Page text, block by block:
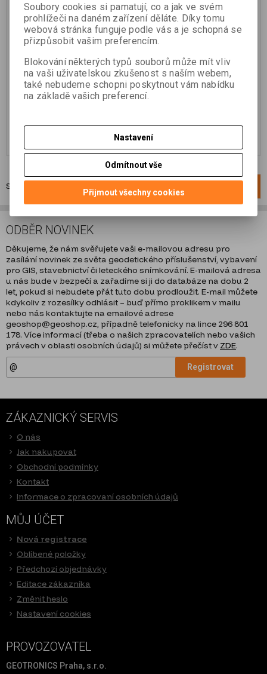
Nástavec na tyčku
Katalogové číslo:31165 Katalogové číslo:
Strana
ODBĚR NOVINEK
Děkujeme, že nám svěřujete vaši e-mailovou adresu pro
zasílání novinek ze světa geodetického příslušenství, vybavení
pro GIS, stavebnictví či leteckého snímkování. E-mailová adresa
u nás bude v bezpečí a zařadíme si ji do databáze na dobu 2
let, pokud si nebudete přát tuto dobu prodloužit. E-mail můžete
kdykoliv z rozesílky odhlásit – buď přímo proklikem v mailu
nebo nás kontaktujte na emailové adrese
geoshop@geoshop.cz, případně telefonicky na lince 296 801
178. Více informací (třeba o našich zpracovatelích nebo vašich
právech v oblasti osobních údajů) si můžete přečíst v ZDE.
Registrovat
ZÁKAZNICKÝ SERVIS
O nás
Jak nakupovat
Obchodní podmínky
Kontakt
Informace o zpracovaní osobních údajů
MŮJ ÚČET
Nová registrace
Oblíbené položky
Předchozí objednávky
Editace zákazníka
Změnit heslo
Nastavení cookies
PROVOZOVATEL
GEOTRONICS Praha, s.r.o.
Soubory cookies si pamatují, co a jak ve svém
prohlížeči na daném zařízení děláte. Díky tomu
webová stránka funguje podle vás a je schopná se
přizpůsobit vašim preferencím.
Blokování některých typů souborů může mít vliv
na vaši uživatelskou zkušenost s naším webem,
také nebudeme schopni poskytnout vám nabídku
na základě vašich preferencí.
Nastavení
Odmítnout vše
Přijmout všechny cookies